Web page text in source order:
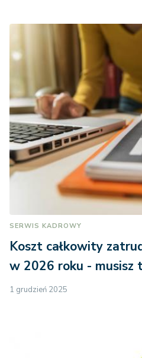
SERWIS KADROWY
Koszt całkowity
w 2026 roku - musisz
1 grudzień 2025